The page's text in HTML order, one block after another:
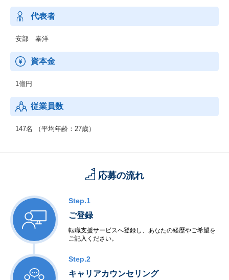
す。
第二プロダクト：2023年11月から有料化が始まった経営管理職向
けクラウドサービスです。
するデータを集約し、スマホ上で閲覧可能にするクラウドサービ
スです。
代表者
安部 泰洋
資本金
1億円
従業員数
147名 （平均年齢：27歳）
応募の流れ
Step.1
ご登録
転職支援サービスへ登録し、あなたの経歴やご希望を
ご記入ください。
Step.2
キャリアカウンセリング